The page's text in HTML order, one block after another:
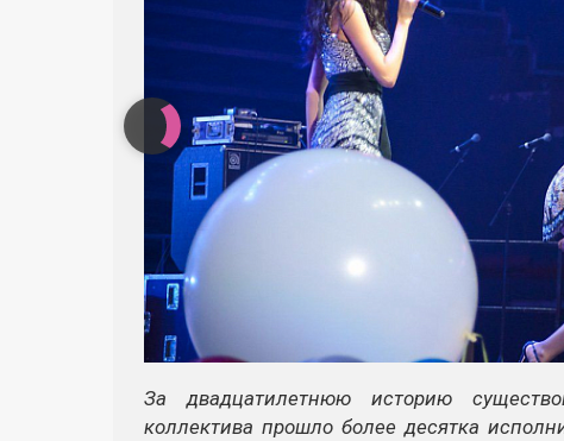
За двадцатилетнюю историю
коллектива прошло более десятка